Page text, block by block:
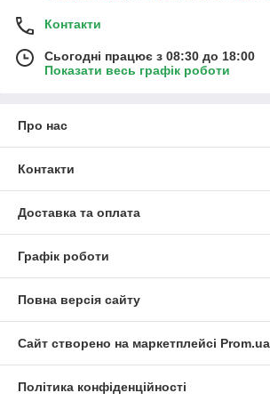
Контакти
Сьогодні працює з 08:30 до 18:00
Показати весь графік роботи
Про нас
Контакти
Доставка та оплата
Графік роботи
Повна версія сайту
Сайт створено на маркетплейсі Prom.ua
Політика конфіденційності